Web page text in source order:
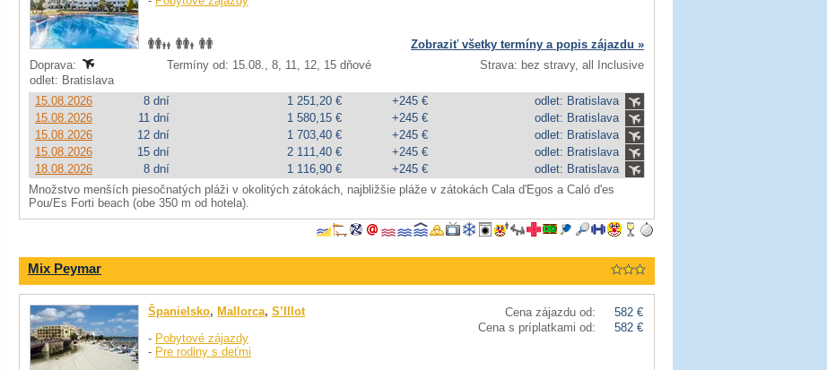
Zobraziť všetky termíny a popis zájazdu »
Doprava:
Termíny od: 15.08., 8, 11, 12, 15 dňové
Strava: bez stravy, all Inclusive
odlet: Bratislava
15.08.2026
8 dní 1 251,20 € +245 €
odlet: Bratislava
15.08.2026
11 dní 1 580,15 € +245 €
odlet: Bratislava
15.08.2026
12 dní 1 703,40 € +245 €
odlet: Bratislava
15.08.2026
15 dní 2 111,40 € +245 €
odlet: Bratislava
18.08.2026
8 dní 1 116,90 € +245 €
odlet: Bratislava
Množstvo menších piesočnatých pláži v okolitých zátokách, najbližšie pláže v zátokách Cala d'Egos a Caló d'es
Pou/Es Forti beach (obe 350 m od hotela).
Mix Peymar
Cena zájazdu od:
582 €
Cena s príplatkami od:
582 €
Španielsko, Mallorca, S’Illot
- Pobytové zájazdy
- Pre rodiny s deťmi